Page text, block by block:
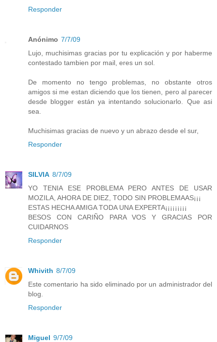
Responder
Anónimo 7/7/09
Lujo, muchisimas gracias por tu explicación y por haberme
contestado tambien por mail, eres un sol.
De momento no tengo problemas, no obstante otros
amigos si me estan diciendo que los tienen, pero al parecer
desde blogger están ya intentando solucionarlo. Que asi
sea.
Muchisimas gracias de nuevo y un abrazo desde el sur,
Responder
SILVIA 8/7/09
YO TENIA ESE PROBLEMA PERO ANTES DE USAR
MOZILA, AHORA DE DIEZ, TODO SIN PROBLEMAAS¡¡¡
ESTAS HECHA AMIGA TODA UNA EXPERTA¡¡¡¡¡¡¡¡¡
BESOS CON CARIÑO PARA VOS Y GRACIAS POR
CUIDARNOS
Responder
Whivith 8/7/09
Este comentario ha sido eliminado por un administrador del
blog.
Responder
Miguel 9/7/09